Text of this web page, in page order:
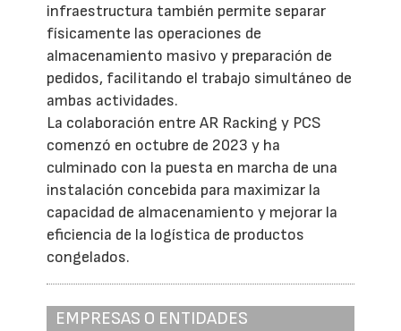
infraestructura también permite separar
físicamente las operaciones de
almacenamiento masivo y preparación de
pedidos, facilitando el trabajo simultáneo de
ambas actividades.
La colaboración entre AR Racking y PCS
comenzó en octubre de 2023 y ha
culminado con la puesta en marcha de una
instalación concebida para maximizar la
capacidad de almacenamiento y mejorar la
eficiencia de la logística de productos
congelados.
EMPRESAS O ENTIDADES